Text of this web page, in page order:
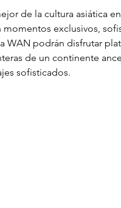
de la cultura asiática
momentos exclusivos,
WAN podrán disfrutar
de un continente
sofisticados.